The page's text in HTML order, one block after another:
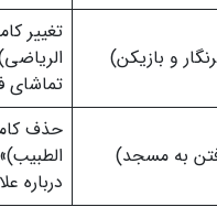
و بازیکن)
تغییر
تماشای
به مسجد)
حذف
درباره